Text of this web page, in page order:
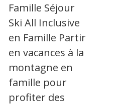
Famille Séjour
Ski All Inclusive
en Famille Partir
en vacances à la
montagne en
famille pour
profiter des